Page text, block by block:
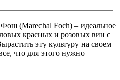
(Marechal Foch) – идеальное
красных и розовых вин с
эту культуру на своем
что для этого нужно –